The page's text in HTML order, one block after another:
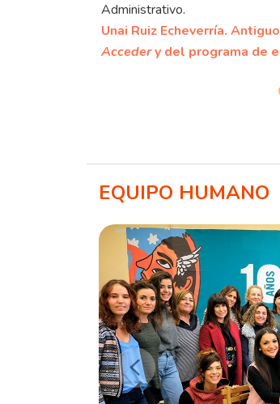
Administrativo.
Unai Ruiz Echeverría.
Accedery del programa de
EQUIPO HUMANO